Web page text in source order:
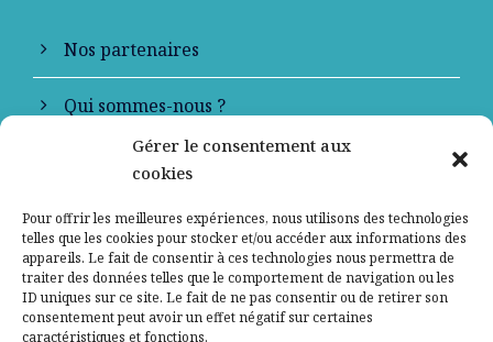
Gérer le consentement aux
cookies
Pour offrir les meilleures expériences, nous utilisons des technologies
telles que les cookies pour stocker et/ou accéder aux informations des
appareils. Le fait de consentir à ces technologies nous permettra de
traiter des données telles que le comportement de navigation ou les
ID uniques sur ce site. Le fait de ne pas consentir ou de retirer son
consentement peut avoir un effet négatif sur certaines
caractéristiques et fonctions.
Nos partenaires
Qui sommes-nous ?
Contactez-nous
Mentions légales
Politique de confidentialité